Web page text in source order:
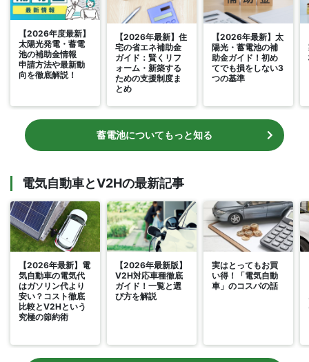
【2026年度最新】
太陽光発電・蓄電
池の補助金情報
申請方法や最新動
向を徹底解説！
【2026年最新】住
宅の省エネ補助金
ガイド：賢くリフ
ォーム・新築する
ための支援制度ま
とめ
【2026年最新】太
陽光・蓄電池の補
助金ガイド！初め
てでも損をしない3
つの基準
蓄電池についてもっと知る
電気自動車とV2Hの最新記事
【2026年最新】電
気自動車の電気代
はガソリン代より
安い？コスト徹底
比較とV2Hという
究極の節約術
【2026年最新版】
V2H対応車種徹底
ガイド！一覧と選
び方を解説
実はとってもお買
い得！「電気自動
車」のコスパの話